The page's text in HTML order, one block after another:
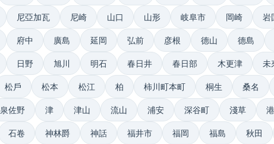
尼亞加瓦 尼崎 山口 山形 岐阜市 岡崎 岩
府中 廣島 延岡 弘前 彦根 德山 德島
日野 旭川 明石 春日井 春日部 木更津 未
松戶 松本 松江 柏 柿川町本町 桐生 桑名
泉佐野 津 津山 流山 浦安 深谷町 淺草
石卷 神林爵 神話 福井市 福岡 福島 秋田